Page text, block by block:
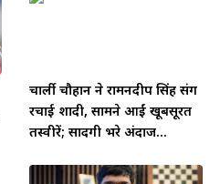
चार्ली चौहान ने रामनदीप सिंह संग
रचाई शादी, सामने आईं खूबसूरत
तस्वीरें; सादगी भरे अंदाज...